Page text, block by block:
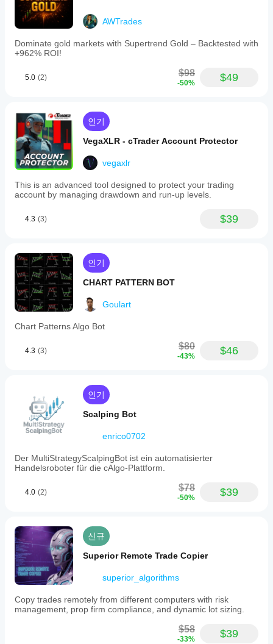
AWTrades
Dominate gold markets with Supertrend Gold – Backtested with
+962% ROI!
5.0 (2) $98
-50% $49
인기
VegaXLR - cTrader Account Protector
vegaxlr
This is an advanced tool designed to protect your trading
account by managing drawdown and run-up levels.
4.3 (3) $39
인기
CHART PATTERN BOT
Goulart
Chart Patterns Algo Bot
4.3 (3) $80
-43% $46
인기
Scalping Bot
enrico0702
Der MultiStrategyScalpingBot ist ein automatisierter
Handelsroboter für die cAlgo-Plattform.
4.0 (2) $78
-50% $39
신규
Superior Remote Trade Copier
superior_algorithms
Copy trades remotely from different computers with risk
management, prop firm compliance, and dynamic lot sizing.
$58
-33% $39